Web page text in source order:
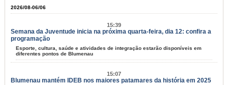
2026/08-06/06
15:39
Semana da Juventude inicia na próxima quarta-feira, dia 12: confira a
programação
Esporte, cultura, saúde e atividades de integração estarão disponíveis em
diferentes pontos de Blumenau
15:07
Blumenau mantém IDEB nos maiores patamares da história em 2025